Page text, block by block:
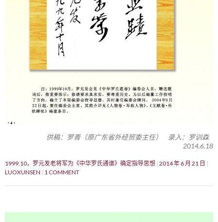
供稿：罗青（原广东省外经贸委主任） 录入：罗训森
2014.6.18
1999.10，罗元发老将军为《中华罗氏通谱》确定指导思想 2014 年 6 月 21 日
LUOXUNSEN
1 COMMENT